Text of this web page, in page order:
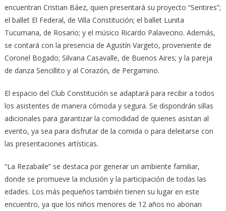
encuentran Cristian Báez, quien presentará su proyecto “Sentires”;
el ballet El Federal, de Villa Constitución; el ballet Lunita
Tucumana, de Rosario; y el músico Ricardo Palavecino. Además,
se contará con la presencia de Agustín Vargeto, proveniente de
Coronel Bogado; Silvana Casavalle, de Buenos Aires; y la pareja
de danza Sencillito y al Corazón, de Pergamino.
El espacio del Club Constitución se adaptará para recibir a todos
los asistentes de manera cómoda y segura. Se dispondrán sillas
adicionales para garantizar la comodidad de quienes asistan al
evento, ya sea para disfrutar de la comida o para deleitarse con
las presentaciones artísticas.
“La Rezabaile” se destaca por generar un ambiente familiar,
donde se promueve la inclusión y la participación de todas las
edades. Los más pequeños también tienen su lugar en este
encuentro, ya que los niños menores de 12 años no abonan